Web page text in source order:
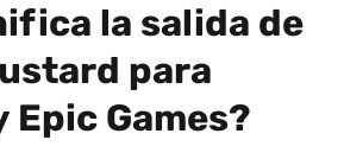
la salida de
para
Games?